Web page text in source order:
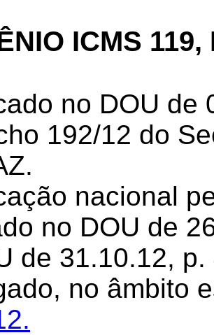
ICMS 119,
no DOU
192/12 do
nacional
no DOU de
de 31.10.12, p.
no âmbito